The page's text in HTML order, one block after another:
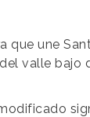
que une
valle bajo